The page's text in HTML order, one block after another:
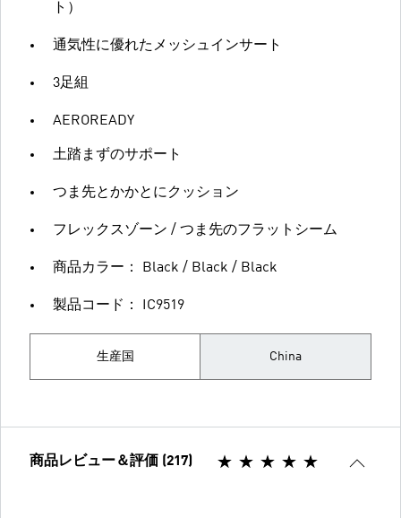
ト）
通気性に優れたメッシュインサート
3足組
AEROREADY
土踏まずのサポート
つま先とかかとにクッション
フレックスゾーン / つま先のフラットシーム
商品カラー： Black / Black / Black
製品コード： IC9519
生産国 China
商品レビュー＆評価 (217)